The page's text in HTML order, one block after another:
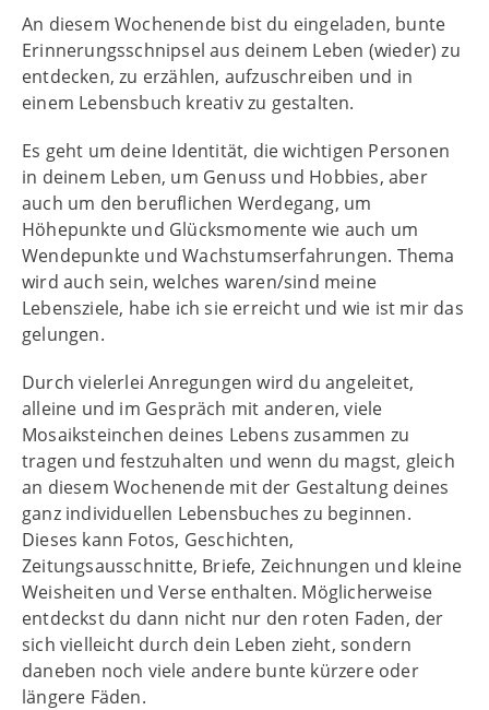
An diesem Wochenende bist du eingeladen, bunte
Erinnerungsschnipsel aus deinem Leben (wieder) zu
entdecken, zu erzählen, aufzuschreiben und in
einem Lebensbuch kreativ zu gestalten.
Es geht um deine Identität, die wichtigen Personen
in deinem Leben, um Genuss und Hobbies, aber
auch um den beruflichen Werdegang, um
Höhepunkte und Glücksmomente wie auch um
Wendepunkte und Wachstumserfahrungen. Thema
wird auch sein, welches waren/sind meine
Lebensziele, habe ich sie erreicht und wie ist mir das
gelungen.
Durch vielerlei Anregungen wird du angeleitet,
alleine und im Gespräch mit anderen, viele
Mosaiksteinchen deines Lebens zusammen zu
tragen und festzuhalten und wenn du magst, gleich
an diesem Wochenende mit der Gestaltung deines
ganz individuellen Lebensbuches zu beginnen.
Dieses kann Fotos, Geschichten,
Zeitungsausschnitte, Briefe, Zeichnungen und kleine
Weisheiten und Verse enthalten. Möglicherweise
entdeckst du dann nicht nur den roten Faden, der
sich vielleicht durch dein Leben zieht, sondern
daneben noch viele andere bunte kürzere oder
längere Fäden.